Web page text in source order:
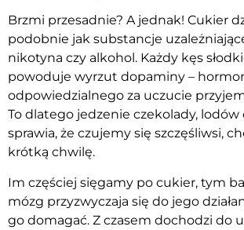
Brzmi przesadnie? A jednak! Cukier
podobnie jak substancje
nikotyna czy alkohol. Każdy kęs
powoduje wyrzut dopaminy –
odpowiedzialnego za uczucie
To dlatego jedzenie czekolady, lodów
sprawia, że czujemy się szczęśliwsi,
krótką chwilę.
Im częściej sięgamy po cukier, tym
mózg przyzwyczaja się do jego
go domagać. Z czasem dochodzi do